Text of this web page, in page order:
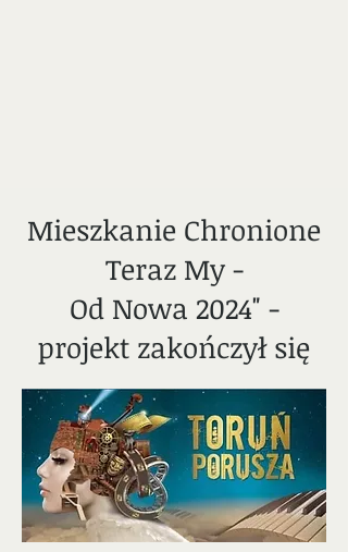
Mieszkanie Chronione
Teraz My -
Od Nowa 2024" -
projekt zakończył się